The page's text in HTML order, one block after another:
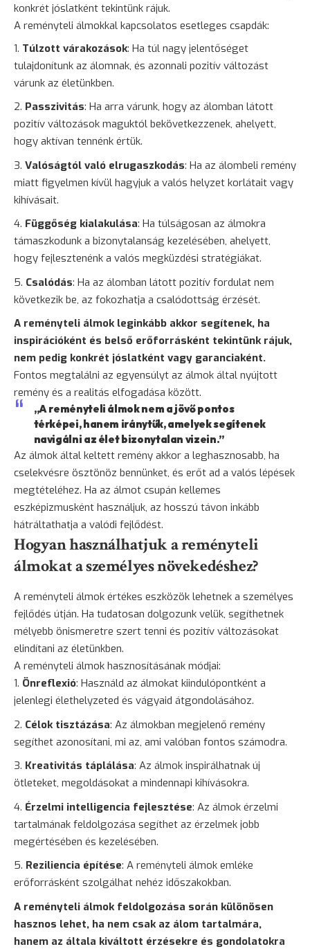
konkrét jóslatként tekintünk rájuk.
A reményteli álmokkal kapcsolatos esetleges csapdák:
Túlzott várakozások: Ha túl nagy jelentőséget
tulajdonítunk az álomnak, és azonnali pozitív változást
várunk az életünkben.
Passzivitás: Ha arra várunk, hogy az álomban látott
pozitív változások maguktól bekövetkezzenek, ahelyett,
hogy aktívan tennénk értük.
Valóságtól való elrugaszkodás: Ha az álombeli remény
miatt figyelmen kívül hagyjuk a valós helyzet korlátait vagy
kihívásait.
Függőség kialakulása: Ha túlságosan az álmokra
támaszkodunk a bizonytalanság kezelésében, ahelyett,
hogy fejlesztenénk a valós megküzdési stratégiákat.
Csalódás: Ha az álomban látott pozitív fordulat nem
következik be, az fokozhatja a csalódottság érzését.
A reményteli álmok leginkább akkor segítenek, ha
inspirációként és belső erőforrásként tekintünk rájuk,
nem pedig konkrét jóslatként vagy garanciaként.
Fontos megtalálni az egyensúlyt az álmok által nyújtott
remény és a realitás elfogadása között.
„A reményteli álmok nem a jövő pontos
térképei, hanem iránytűk, amelyek segítenek
navigálni az élet bizonytalan vizein.”
Az álmok által keltett remény akkor a leghasznosabb, ha
cselekvésre ösztönöz bennünket, és erőt ad a valós lépések
megtételéhez. Ha az álmot csupán kellemes
eszképizmusként használjuk, az hosszú távon inkább
hátráltathatja a valódi fejlődést.
Hogyan használhatjuk a reményteli
álmokat a személyes növekedéshez?
A reményteli álmok értékes eszközök lehetnek a személyes
fejlődés útján. Ha tudatosan dolgozunk velük, segíthetnek
mélyebb önismeretre szert tenni és pozitív változásokat
elindítani az életünkben.
A reményteli álmok hasznosításának módjai:
Önreflexió: Használd az álmokat kiindulópontként a
jelenlegi élethelyzeted és vágyaid átgondolásához.
Célok tisztázása: Az álmokban megjelenő remény
segíthet azonosítani, mi az, ami valóban fontos számodra.
Kreativitás táplálása: Az álmok inspirálhatnak új
ötleteket, megoldásokat a mindennapi kihívásokra.
Érzelmi intelligencia fejlesztése: Az álmok érzelmi
tartalmának feldolgozása segíthet az érzelmek jobb
megértésében és kezelésében.
Reziliencia építése: A reményteli álmok emléke
erőforrásként szolgálhat nehéz időszakokban.
A reményteli álmok feldolgozása során különösen
hasznos lehet, ha nem csak az álom tartalmára,
hanem az általa kiváltott érzésekre és gondolatokra